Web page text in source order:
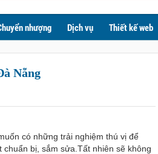
nhượng Dịch vụ Thiết kế web
Nẵng
có những trải nghiệm thú vị để
bị, sắm sửa.Tất nhiên sẽ không